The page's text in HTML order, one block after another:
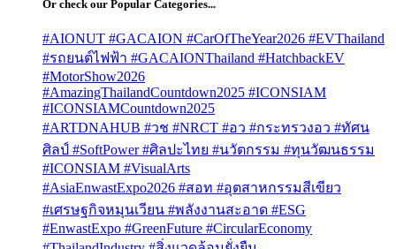
Or check our Popular Categories...
#AIONUT #GACAION #CarOfTheYear2026 #EVThailand
#รถยนต์ไฟฟ้า #GACAIONThailand #HatchbackEV
#MotorShow2026
#AmazingThailandCountdown2025 #ICONSIAM
#ICONSIAMCountdown2025
#ARTDNAHUB #วช #NRCT #อว #กระทรวงอว #ทัศน
ศิลป์ #SoftPower #ศิลปะไทย #นวัตกรรม #ทุนวัฒนธรรม
#ICONSIAM #VisualArts
#AsiaEnwastExpo2026 #สอท #อุตสาหกรรมสีเขียว
#เศรษฐกิจหมุนเวียน #พลังงานสะอาด #ESG
#EnwastExpo #GreenFuture #CircularEconomy